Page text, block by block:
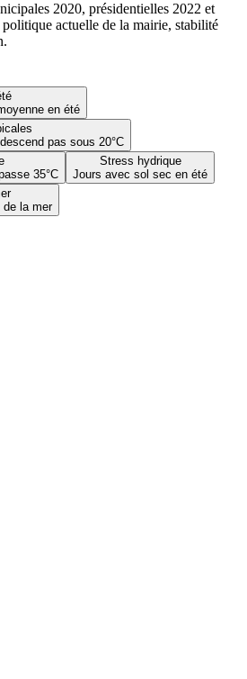
en été
pas sous 20°C
35°C
Stress hydrique
Jours avec sol sec en été
de la mer
2020, présidentielles 2022 et
actuelle de la mairie, stabilité